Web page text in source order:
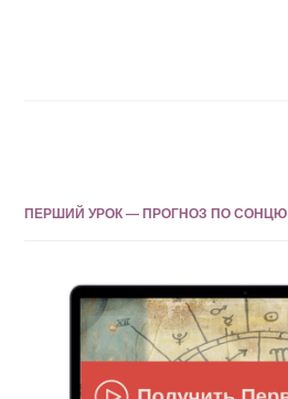
ПЕРШИЙ УРОК — ПРОГНОЗ ПО СОНЦЮ